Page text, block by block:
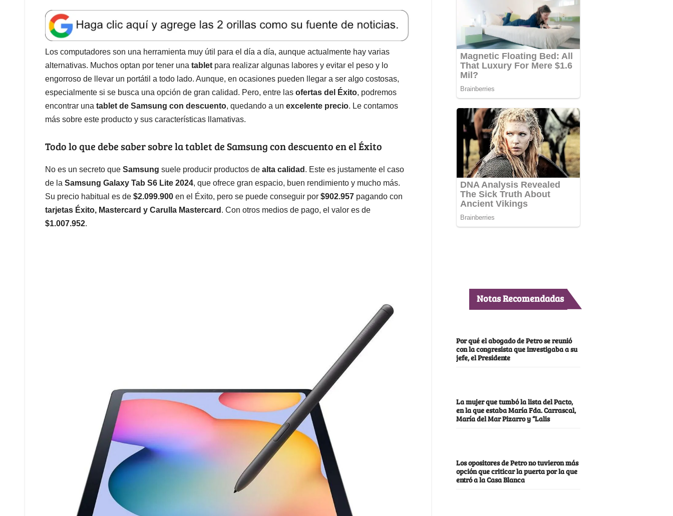
a
t
s
A
p
p
e
b
o
o
k
k
e
d
I
n
l
e
a
d
s
Los computadores son una herramienta muy útil para el día a día, aunque actualmente hay varias
alternativas. Muchos optan por tener una tabletpara realizar algunas labores y evitar el peso y lo
engorroso de llevar un portátil a todo lado. Aunque, en ocasiones pueden llegar a ser algo costosas,
especialmente si se busca una opción de gran calidad. Pero, entre las ofertas del Éxito, podremos
encontrar una tablet de Samsung con descuento, quedando a un excelente precio. Le contamos
más sobre este producto y sus características llamativas.
Todo lo que debe saber sobre la tablet de Samsung con descuento en el Éxito
No es un secreto que Samsung suele producir productos de alta calidad . Este es justamente el caso
de la Samsung Galaxy Tab S6 Lite 2024, que ofrece gran espacio, buen rendimiento y mucho más.
Su precio habitual es de $2.099.900 en el Éxito, pero se puede conseguir por $902.957 pagando con
tarjetas Éxito, Mastercard y Carulla Mastercard . Con otros medios de pago, el valor es de
$1.007.952.
Notas Recomendadas
Por qué el abogado de Petro se reunió
con la congresista que investigaba a su
jefe, el Presidente
La mujer que tumbó la lista del Pacto,
en la que estaba María Fda. Carrascal,
María del Mar Pizarro y “Lalis
Los opositores de Petro no tuvieron más
opción que criticar la puerta por la que
entró a la Casa Blanca